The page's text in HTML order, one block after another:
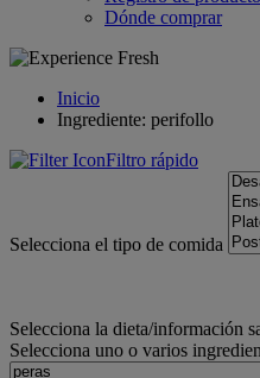
Dónde comprar
Inicio
Ingrediente: perifollo
Filtro rápido
Selecciona el tipo de comida
Selecciona la dieta/información
Selecciona uno o varios